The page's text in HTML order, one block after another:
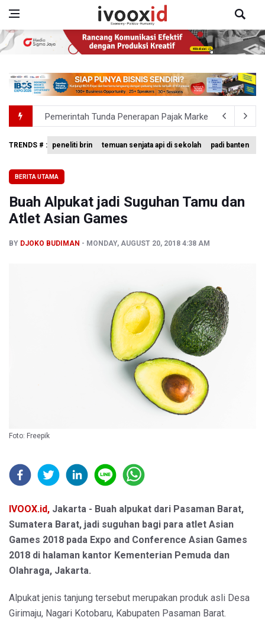
Pemerintah Tunda Penerapan Pajak Marketplace, DJP:
Holiday Inn Express Jakarta Menteng Dukung Program
Pemerintah Gelar Operasi Modifikasi Cuaca Percepat
Swiss-Belcourt Bogor Hadirkan Promo "Merdeka
TRENDS # : peneliti brin temuan senjata api di sekolah padi banten
BERITA UTAMA
Buah Alpukat jadi Suguhan Tamu dan
Atlet Asian Games
BY DJOKO BUDIMAN MONDAY, AUGUST 20, 2018 4:38 AM
Foto: Freepik
IVOOX.id, Jakarta - Buah alpukat dari Pasaman Barat,
Sumatera Barat, jadi suguhan bagi para atlet Asian
Games 2018 pada Expo and Conference Asian Games
2018 di halaman kantor Kementerian Pemuda dan
Olahraga, Jakarta.
Alpukat jenis tanjung tersebut merupakan produk asli Desa
Girimaju, Nagari Kotobaru, Kabupaten Pasaman Barat.